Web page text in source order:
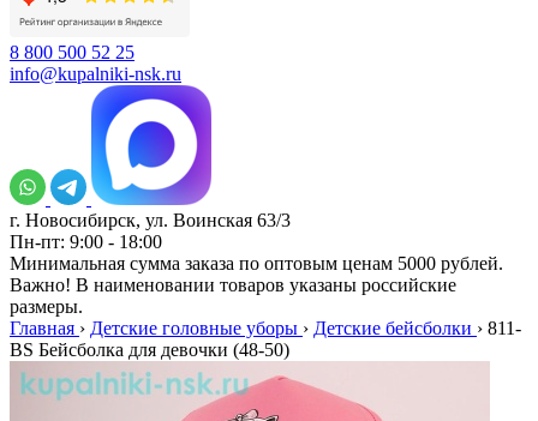
8 800 500 52 25
info@kupalniki-nsk.ru
г. Новосибирск, ул. Воинская 63/3
Пн-пт: 9:00 - 18:00
Минимальная сумма заказа по оптовым ценам 5000 рублей.
Важно! В наименовании товаров указаны российские
размеры.
Главная › Детские головные уборы › Детские бейсболки › 811-
BS Бейсболка для девочки (48-50)